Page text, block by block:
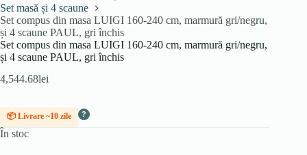
Set masă și 4 scaune
Set compus din masa LUIGI 160-240 cm, marmură gri/negru,
și 4 scaune PAUL, gri închis
Set compus din masa LUIGI 160-240 cm, marmură gri/negru,
și 4 scaune PAUL, gri închis
4,544.68lei
📦 Livrare ~10 zile ?
În stoc